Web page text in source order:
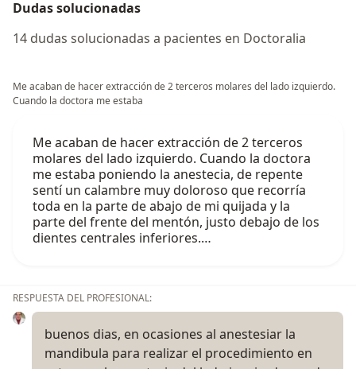
Dudas solucionadas
14 dudas solucionadas a pacientes en Doctoralia
Me acaban de hacer extracción de 2 terceros molares del lado izquierdo.
Cuando la doctora me estaba
Me acaban de hacer extracción de 2 terceros
molares del lado izquierdo. Cuando la doctora
me estaba poniendo la anestecia, de repente
sentí un calambre muy doloroso que recorría
toda en la parte de abajo de mi quijada y la
parte del frente del mentón, justo debajo de los
dientes centrales inferiores.…
RESPUESTA DEL PROFESIONAL:
buenos dias, en ocasiones al anestesiar la
mandibula para realizar el procedimiento en